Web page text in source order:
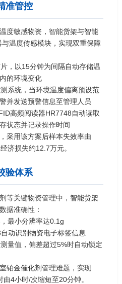
准管控
度敏感物资，智能货架与智能
温度传感模块，实现双重保障
，以15分钟为间隔自动存储温
的环境变化
系统，当环境温度偏离预设范
并发送预警信息至管理人员
高频阅读器HR7748自动读取
状态并记录操作时间
采用该方案后样本失效率由
济损失约12.7万元。
验体系
等关键物资管理中，智能货架
据准确性：
最小分辨率达0.1g
动识别物资电子标签信息
量值，偏差超过5%时自动锁定
铂金催化剂管理难题，实现
4小时/次缩短至20分钟。